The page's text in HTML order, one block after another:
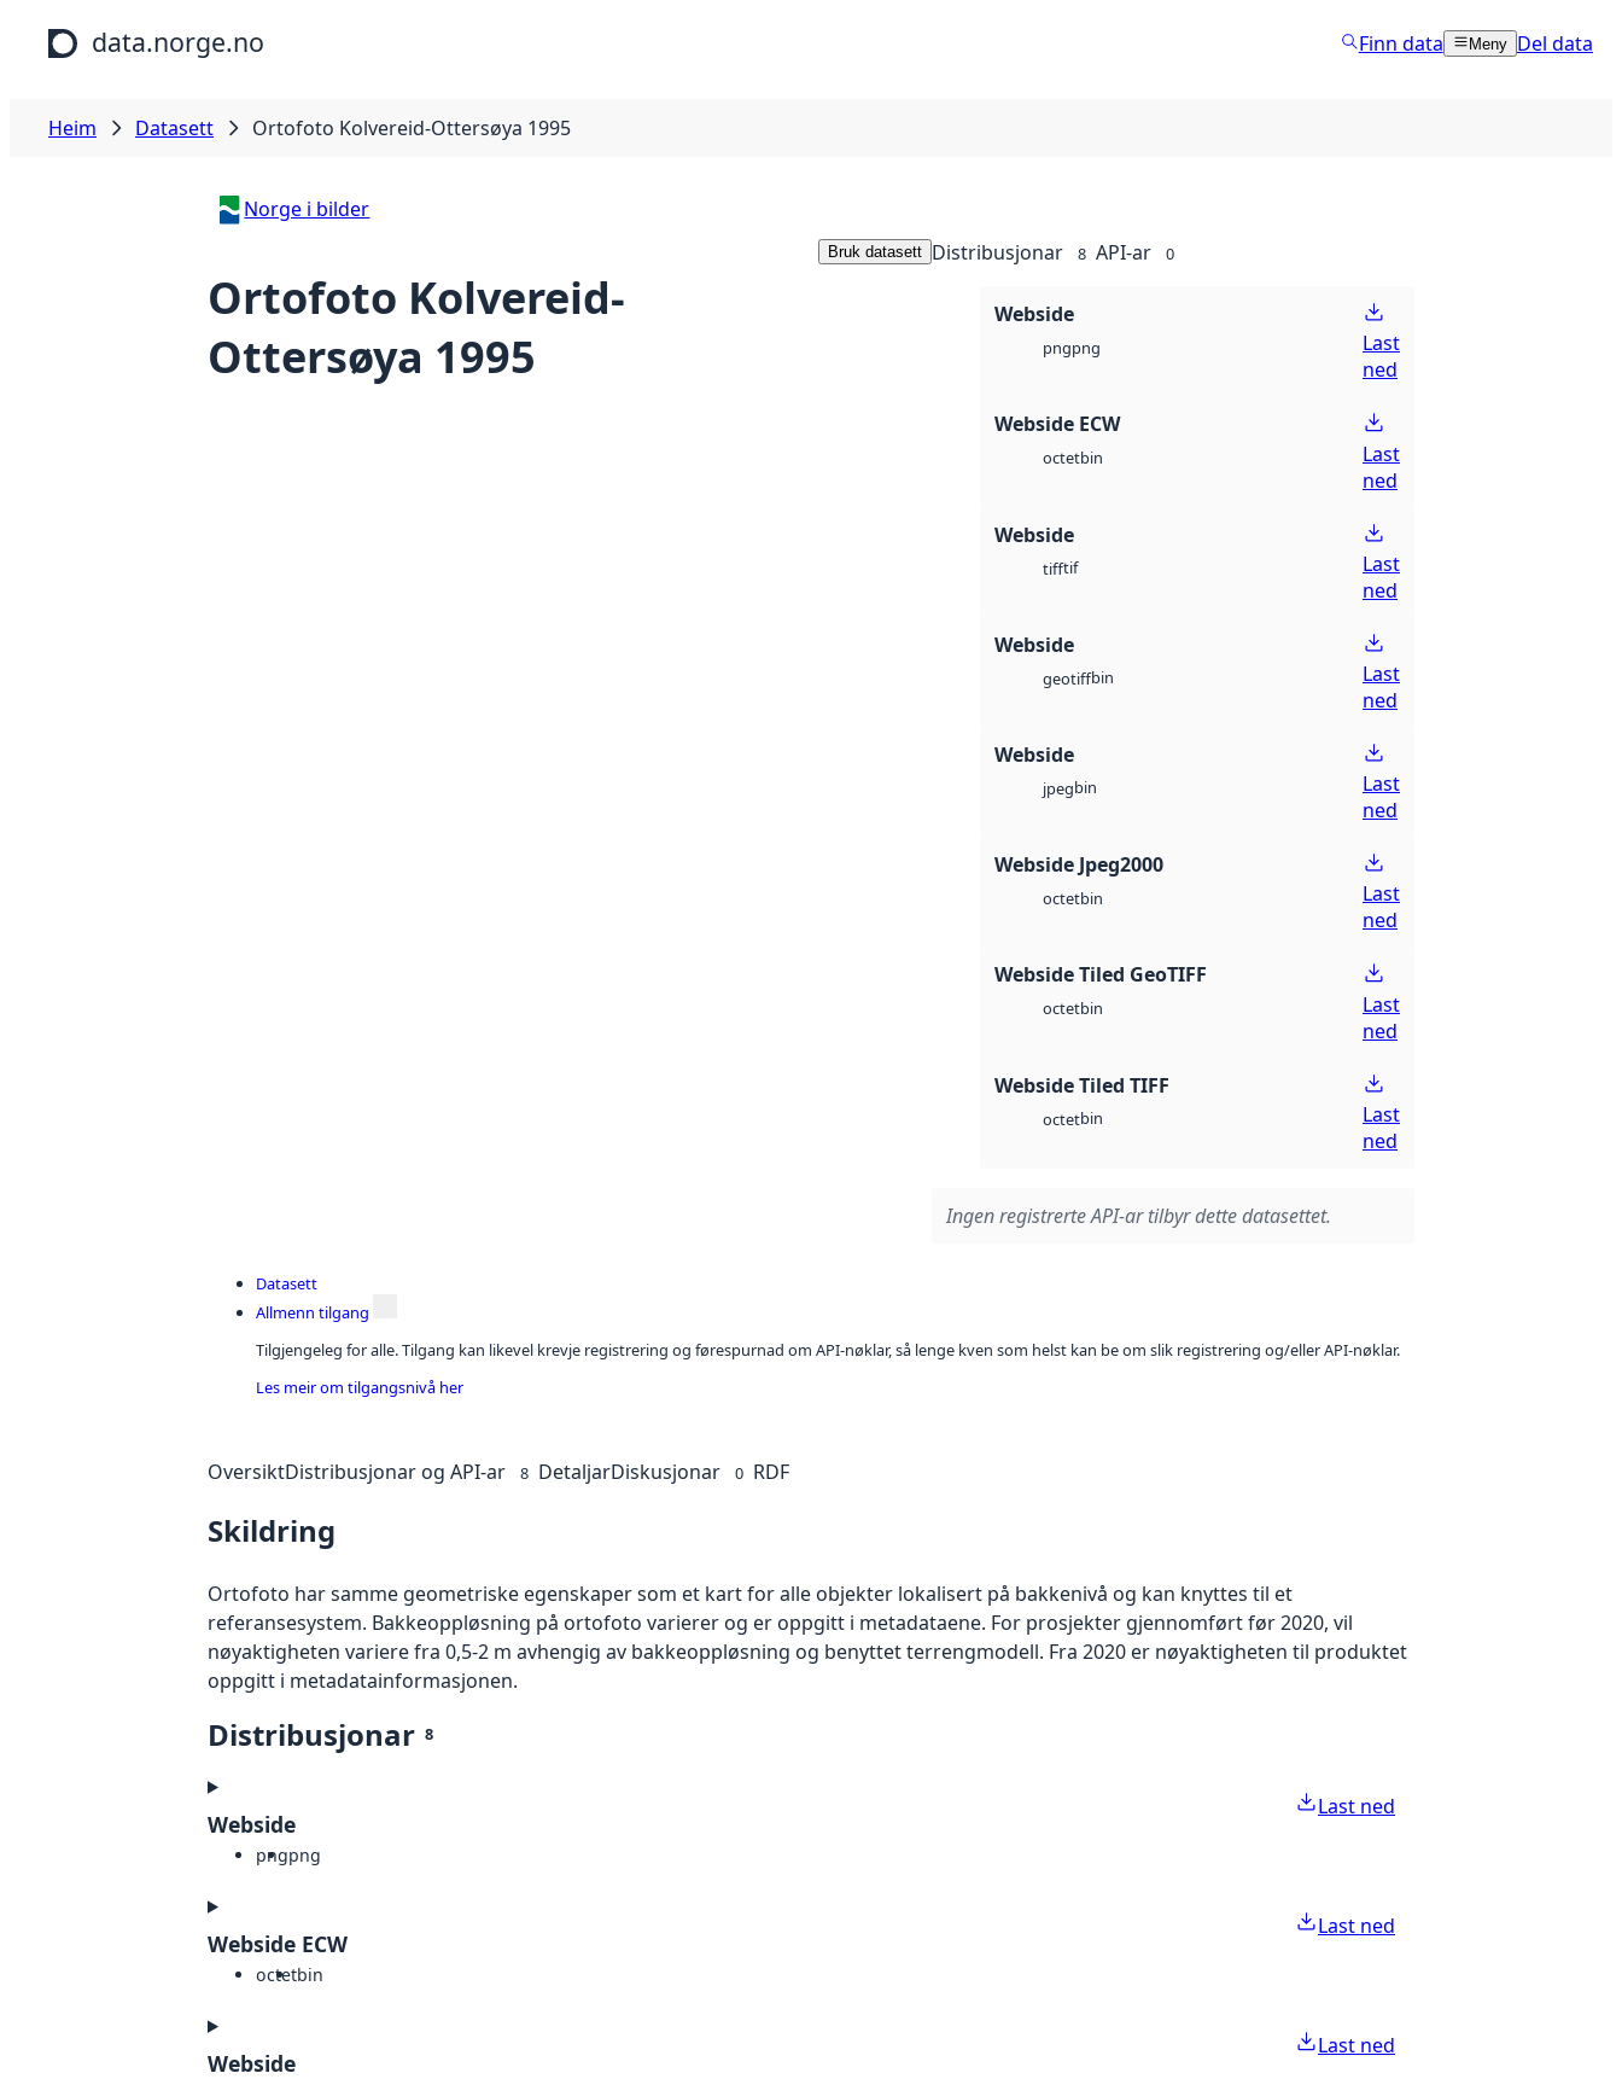
Hopp til hovudinnhald
data.norge.no Finn data Meny Del data
Heim Datasett Ortofoto Kolvereid-Ottersøya 1995
Norge i bilder
Ortofoto Kolvereid-
Ottersøya 1995
Bruk datasett Distribusjonar 8 API-ar 0
Webside
pngpng
Last
ned
Webside ECW
octetbin
Last
ned
Webside
tifftif
Last
ned
Webside
geotiffbin
Last
ned
Webside
jpegbin
Last
ned
Webside Jpeg2000
octetbin
Last
ned
Webside Tiled GeoTIFF
octetbin
Last
ned
Webside Tiled TIFF
octetbin
Last
ned
Ingen registrerte API-ar tilbyr dette datasettet.
Datasett
Allmenn tilgang
Tilgjengeleg for alle. Tilgang kan likevel krevje registrering og førespurnad om API-nøklar, så lenge kven som helst kan be om slik registrering og/eller API-nøklar.
Les meir om tilgangsnivå her
OversiktDistribusjonar og API-ar 8 DetaljarDiskusjonar 0 RDF
Skildring
Ortofoto har samme geometriske egenskaper som et kart for alle objekter lokalisert på bakkenivå og kan knyttes til et
referansesystem. Bakkeoppløsning på ortofoto varierer og er oppgitt i metadataene. For prosjekter gjennomført før 2020, vil
nøyaktigheten variere fra 0,5-2 m avhengig av bakkeoppløsning og benyttet terrengmodell. Fra 2020 er nøyaktigheten til produktet
oppgitt i metadatainformasjonen.
Distribusjonar 8
Webside
pngpng
Last ned
Webside ECW
octetbin
Last ned
Webside
Last ned